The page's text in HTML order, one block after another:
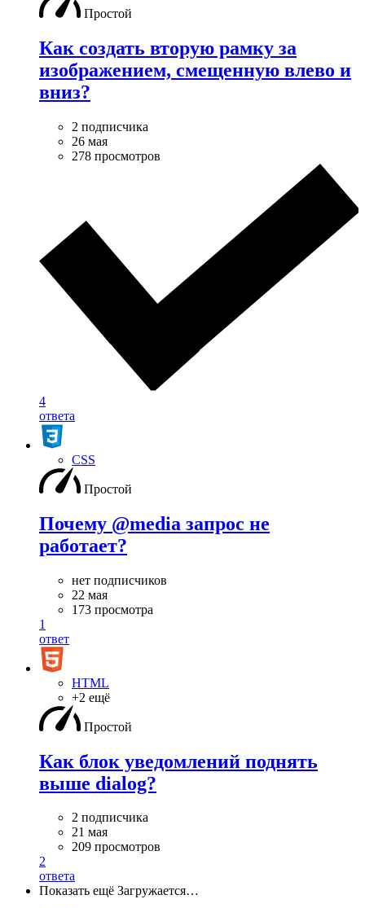
Простой
Как создать вторую рамку за
изображением, смещенную влево и
вниз?
2 подписчика
26 мая
278 просмотров
4
ответа
CSS
Простой
Почему @media запрос не
работает?
нет подписчиков
22 мая
173 просмотра
1
ответ
HTML
+2 ещё
Простой
Как блок уведомлений поднять
выше dialog?
2 подписчика
21 мая
209 просмотров
2
ответа
Показать ещё Загружается…